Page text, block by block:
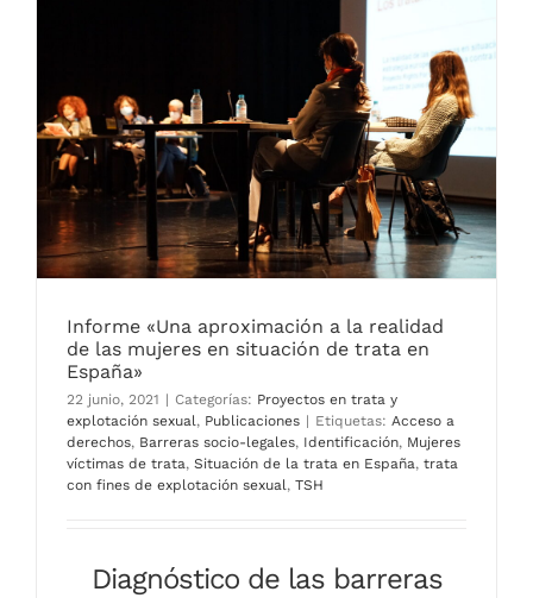
Informe «Una aproximación a la realidad
de las mujeres en situación de trata en
España»
22 junio, 2021 | Categorías: Proyectos en trata y
explotación sexual, Publicaciones | Etiquetas: Acceso a
derechos, Barreras socio-legales, Identificación, Mujeres
víctimas de trata, Situación de la trata en España, trata
con fines de explotación sexual, TSH
Diagnóstico de las barreras